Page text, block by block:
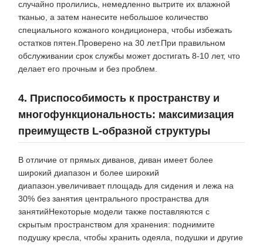
случайно пролились, немедленно вытрите их влажной
тканью, а затем нанесите небольшое количество
специального кожаного кондиционера, чтобы избежать
остатков пятен.Проверено на 30 лет.При правильном
обслуживании срок службы может достигать 8-10 лет, что
делает его прочным и без проблем.
4. Приспособимость к пространству и
многофункциональность: максимизация
преимуществ L-образной структуры
В отличие от прямых диванов, диван имеет более
широкий диапазон и более широкий
диапазон.увеличивает площадь для сидения и лежа на
30% без занятия центрального пространства для
занятийНекоторые модели также поставляются с
скрытым пространством для хранения: поднимите
подушку кресла, чтобы хранить одеяла, подушки и другие